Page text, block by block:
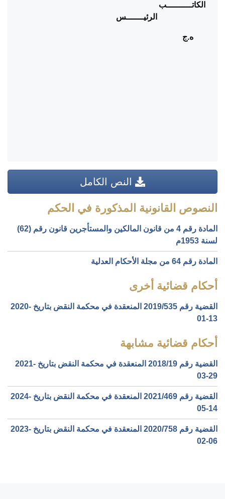
الكاتــــــــــب
الرئيـــــــس
ه.ج
النص الكامل
النصوص القانونية المذكورة في الحكم
المادة رقم 4 من قانون المالكين والمستأجرين قانون رقم (62)
لسنة 1953م
المادة رقم 64 من مجلة الأحكام العدلية
أحكام قضائية أخرى
القضية رقم ‎535‏/‎2019‏ المنعقدة في محكمة النقض بتاريخ ‎2020-
01-13‏
أحكام قضائية مشابهة
القضية رقم ‎19‏/‎2018‏ المنعقدة في محكمة النقض بتاريخ ‎2021-
03-29‏
القضية رقم ‎469‏/‎2021‏ المنعقدة في محكمة النقض بتاريخ ‎2024-
05-14‏
القضية رقم ‎758‏/‎2020‏ المنعقدة في محكمة النقض بتاريخ ‎2023-
02-06‏